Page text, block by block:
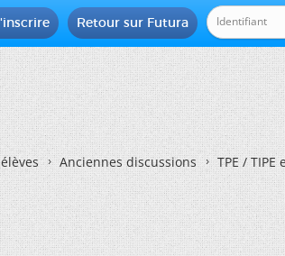
Retour sur Futura
Anciennes discussions TPE /